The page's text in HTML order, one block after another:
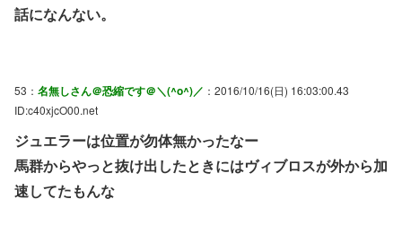
話になんない。
53： 名無しさん＠恐縮です＠＼(^o^)／ ：2016/10/16(日) 16:03:00.43
ID:c40xjcO00.net
ジュエラーは位置が勿体無かったなー
馬群からやっと抜け出したときにはヴィブロスが外から加
速してたもんな